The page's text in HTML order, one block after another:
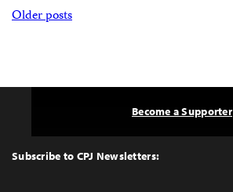
Posts
Older posts
Top
Subscribe to CPJ Newsletters:
Become a Supporter